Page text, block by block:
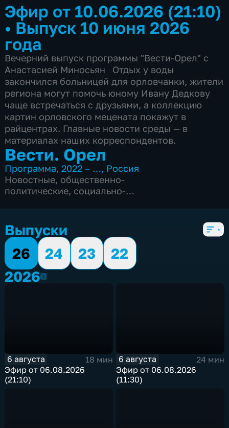
Эфир от 10.06.2026 (21:10)
• Выпуск 10 июня 2026
года
Вечерний выпуск программы "Вести-Орел" с
Анастасией Миносьян Отдых у воды
закончился больницей для орловчанки, жители
региона могут помочь юному Ивану Дедкову
чаще встречаться с друзьями, а коллекцию
картин орловского мецената покажут в
райцентрах. Главные новости среды — в
материалах наших корреспондентов.
Вести. Орел
Программа,2022 – …, Россия
Новостные, общественно-
политические, социально-
Выпуски
26
24 23
22
20262026
6 августа
18 мин
Эфир от 06.08.2026
(21:10)
6 августа
24 мин
Эфир от 06.08.2026
(11:30)